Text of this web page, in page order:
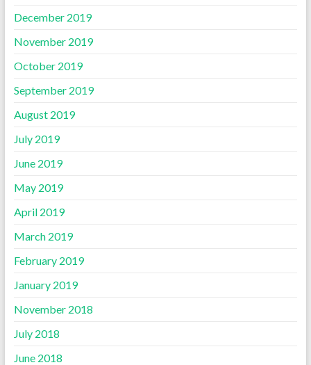
December 2019
November 2019
October 2019
September 2019
August 2019
July 2019
June 2019
May 2019
April 2019
March 2019
February 2019
January 2019
November 2018
July 2018
June 2018